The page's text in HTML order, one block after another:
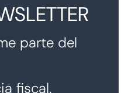
parte del
fiscal.